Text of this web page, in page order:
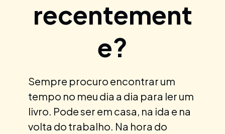
recentement
e?
Sempre procuro encontrar um
tempo no meu dia a dia para ler um
livro. Pode ser em casa, na ida e na
volta do trabalho. Na hora do